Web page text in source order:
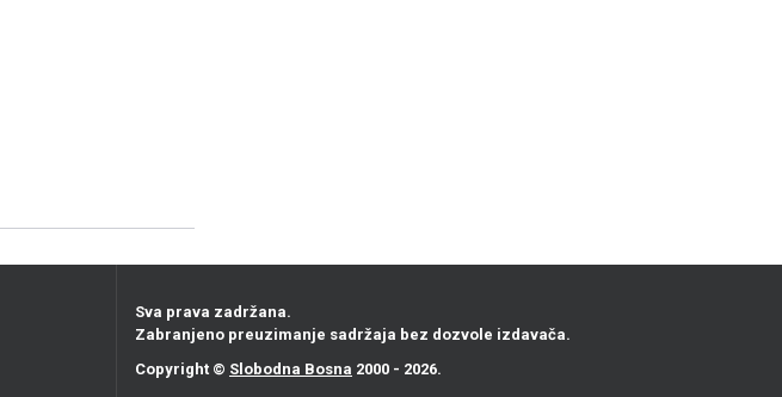
Sva prava zadržana.
Zabranjeno preuzimanje sadržaja bez dozvole izdavača.
Copyright © Slobodna Bosna 2000 - 2026.